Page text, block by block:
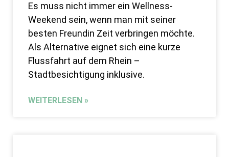
Es muss nicht immer ein Wellness-
Weekend sein, wenn man mit seiner
besten Freundin Zeit verbringen möchte.
Als Alternative eignet sich eine kurze
Flussfahrt auf dem Rhein –
Stadtbesichtigung inklusive.
WEITERLESEN »